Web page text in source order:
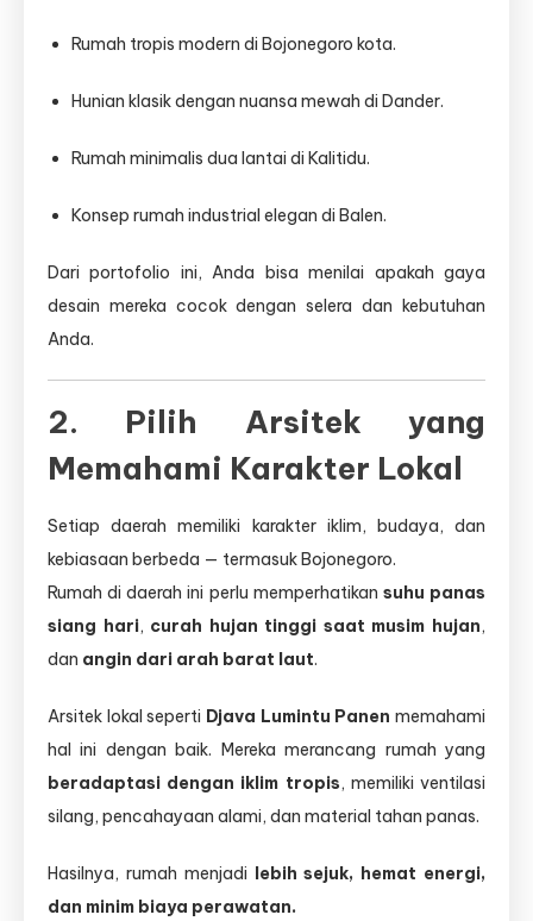
Rumah tropis modern di Bojonegoro kota.
Hunian klasik dengan nuansa mewah di Dander.
Rumah minimalis dua lantai di Kalitidu.
Konsep rumah industrial elegan di Balen.
Dari portofolio ini, Anda bisa menilai apakah gaya
desain mereka cocok dengan selera dan kebutuhan
Anda.
2. Pilih Arsitek yang
Memahami Karakter Lokal
Setiap daerah memiliki karakter iklim, budaya, dan
kebiasaan berbeda — termasuk Bojonegoro.
Rumah di daerah ini perlu memperhatikan suhu panas
siang hari, curah hujan tinggi saat musim hujan,
dan angin dari arah barat laut.
Arsitek lokal seperti Djava Lumintu Panen memahami
hal ini dengan baik. Mereka merancang rumah yang
beradaptasi dengan iklim tropis, memiliki ventilasi
silang, pencahayaan alami, dan material tahan panas.
Hasilnya, rumah menjadi lebih sejuk, hemat energi,
dan minim biaya perawatan.